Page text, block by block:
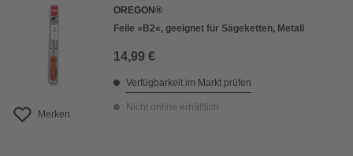
Merken
OREGON®
Feile »B2«, geeignet für Sägeketten, Metall
14,99 €
Verfügbarkeit im Markt prüfen
Nicht online erhältlich